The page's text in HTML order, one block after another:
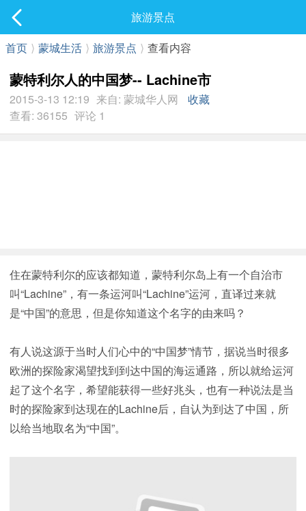
最新发表
旅游景点
首页 ⟩ 蒙城生活 ⟩ 旅游景点 ⟩ 查看内容
蒙特利尔人的中国梦-- Lachine市
2015-3-13 12:19 来自: 蒙城华人网
收藏
查看: 36155 评论 1
住在蒙特利尔的应该都知道，蒙特利尔岛上有一个自治市
叫“Lachine”，有一条运河叫“Lachine”运河，直译过来就
是“中国”的意思，但是你知道这个名字的由来吗？
有人说这源于当时人们心中的“中国梦”情节，据说当时很多
欧洲的探险家渴望找到到达中国的海运通路，所以就给运河
起了这个名字，希望能获得一些好兆头，也有一种说法是当
时的探险家到达现在的Lachine后，自认为到达了中国，所
以给当地取名为“中国”。